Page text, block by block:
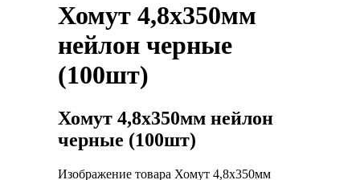
Хомут 4,8х350мм
нейлон черные
(100шт)
Хомут 4,8х350мм нейлон
черные (100шт)
Изображение товара Хомут 4,8х350мм